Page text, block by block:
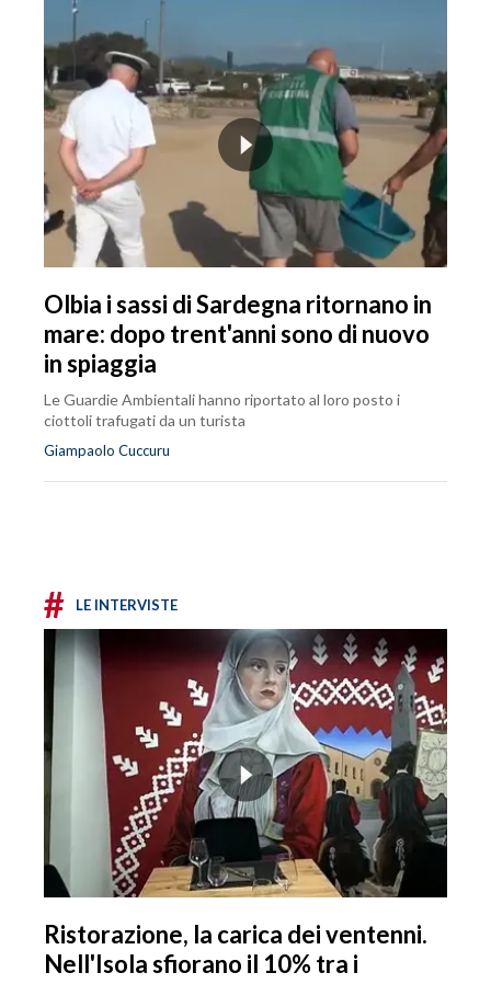
Olbia i sassi di Sardegna ritornano in
mare: dopo trent'anni sono di nuovo
in spiaggia
Le Guardie Ambientali hanno riportato al loro posto i
ciottoli trafugati da un turista
Giampaolo Cuccuru
# LE INTERVISTE
Ristorazione, la carica dei ventenni.
Nell'Isola sfiorano il 10% tra i